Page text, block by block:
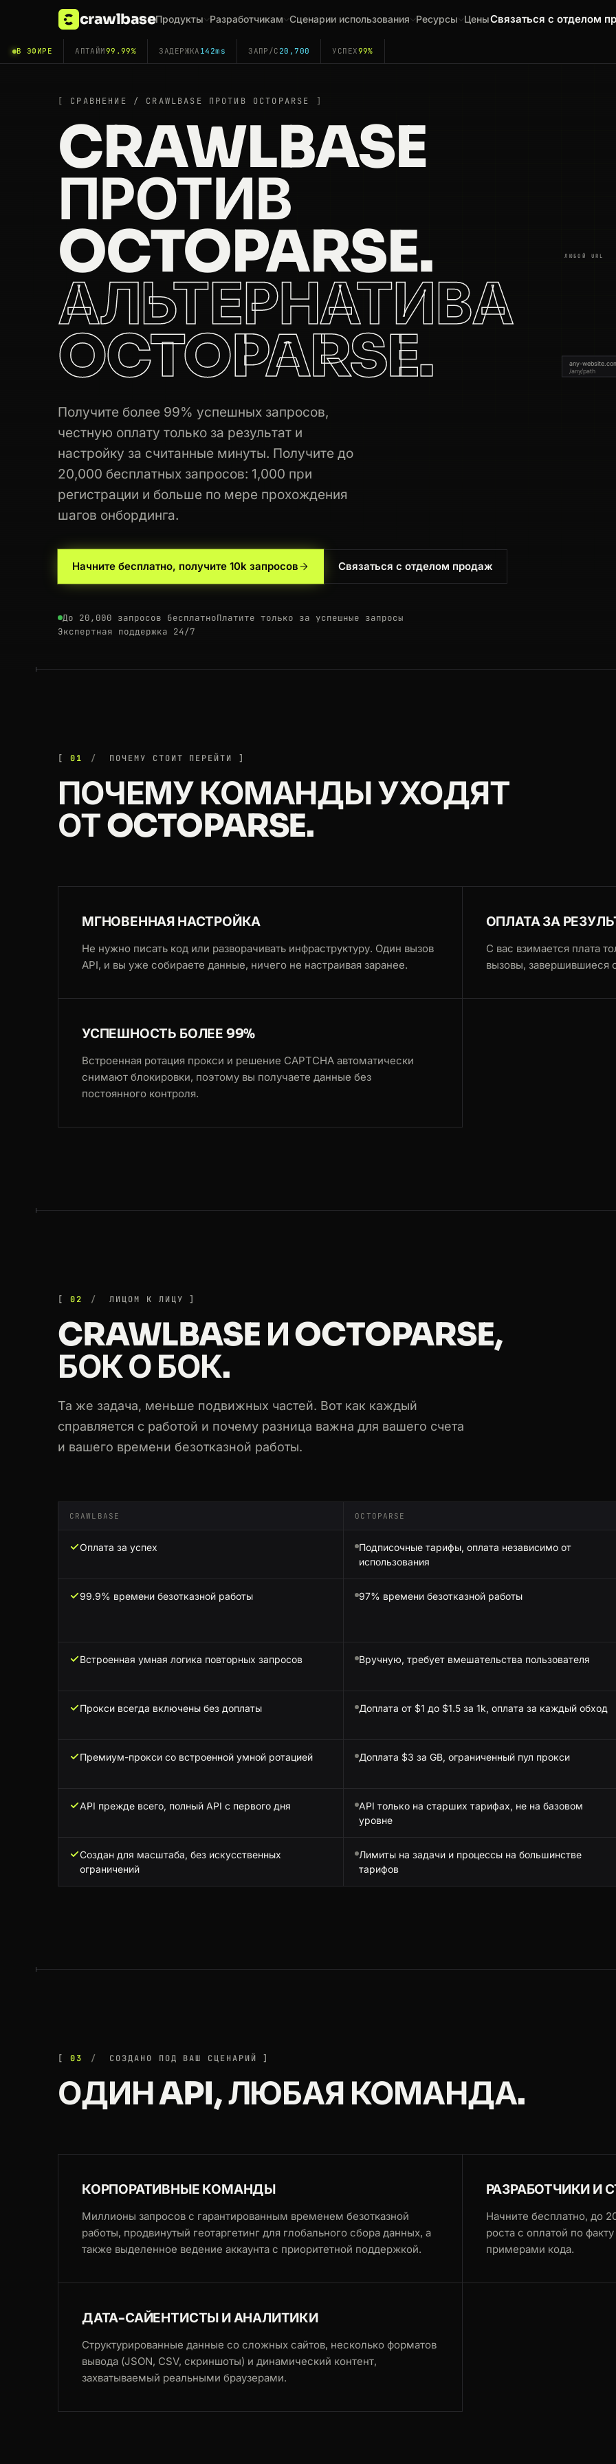
crawlbaseПродукты Разработчикам Сценарии использования Ресурсы ЦеныСвязаться с отделом
В ЭФИРЕ АПТАЙМ99.99% ЗАДЕРЖКА 142ms ЗАПР/С 20,700 УСПЕХ99%
СРАВНЕНИЕ / CRAWLBASE ПРОТИВ OCTOPARSE
CRAWLBASE
ПРОТИВ
OCTOPARSE.
АЛЬТЕРНАТИВА
OCTOPARSE.
Получите более 99% успешных запросов,
честную оплату только за результат и
настройку за считанные минуты. Получите до
20,000 бесплатных запросов: 1,000 при
регистрации и больше по мере прохождения
шагов онбординга.
Начните бесплатно, получите 10k запросов Связаться с отделом продаж
До 20,000 запросов бесплатноПлатите только за успешные запросы
Экспертная поддержка 24/7
ЛЮБОЙ URL
any-
/any/path
01 ПОЧЕМУ СТОИТ ПЕРЕЙТИ
ПОЧЕМУ КОМАНДЫ УХОДЯТ
ОТ OCTOPARSE.
МГНОВЕННАЯ НАСТРОЙКА
Не нужно писать код или разворачивать инфраструктуру. Один вызов
API, и вы уже собираете данные, ничего не настраивая заранее.
ОПЛАТА ЗА
С вас взимается плата
вызовы, завершившиеся
УСПЕШНОСТЬ БОЛЕЕ 99%
Встроенная ротация прокси и решение CAPTCHA автоматически
снимают блокировки, поэтому вы получаете данные без
постоянного контроля.
02 ЛИЦОМ К ЛИЦУ
CRAWLBASE И OCTOPARSE,
БОК О БОК.
Та же задача, меньше подвижных частей. Вот как каждый
справляется с работой и почему разница важна для вашего счета
и вашего времени безотказной работы.
CRAWLBASE OCTOPARSE
Оплата за успех
Подписочные тарифы, оплата независимо от
использования
99.9% времени безотказной работы 97% времени безотказной работы
Встроенная умная логика повторных запросов Вручную, требует вмешательства пользователя
Прокси всегда включены без доплаты Доплата от $1 до $1.5 за 1k, оплата за каждый обход
Премиум-прокси со встроенной умной ротацией Доплата $3 за GB, ограниченный пул прокси
API прежде всего, полный API с первого дня
API только на старших тарифах, не на базовом
уровне
Создан для масштаба, без искусственных
ограничений
Лимиты на задачи и процессы на большинстве
тарифов
03 СОЗДАНО ПОД ВАШ СЦЕНАРИЙ
ОДИН API, ЛЮБАЯ КОМАНДА.
КОРПОРАТИВНЫЕ КОМАНДЫ
Миллионы запросов с гарантированным временем безотказной
работы, продвинутый геотаргетинг для глобального сбора данных, а
также выделенное ведение аккаунта с приоритетной поддержкой.
РАЗРАБОТЧИКИ И
Начните бесплатно, до
роста с оплатой по
примерами кода.
ДАТА-САЙЕНТИСТЫ И АНАЛИТИКИ
Структурированные данные со сложных сайтов, несколько форматов
вывода (JSON, CSV, скриншоты) и динамический контент,
захватываемый реальными браузерами.